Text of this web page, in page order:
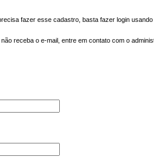
fazer esse cadastro, basta fazer login
receba o e-mail, entre em contato com o